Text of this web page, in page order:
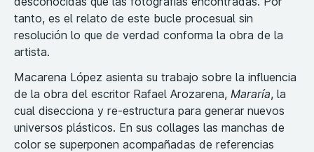
tanto, es el relato de este bucle procesual sin
resolución lo que de verdad conforma la obra de la
artista.
Macarena López asienta su trabajo sobre la influencia
de la obra del escritor Rafael Arozarena, Mararía, la
cual disecciona y re-estructura para generar nuevos
universos plásticos. En sus collages las manchas de
color se superponen acompañadas de referencias